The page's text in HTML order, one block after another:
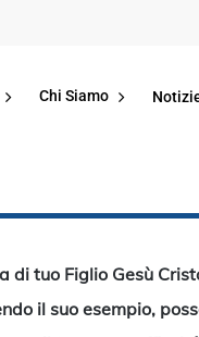
Chi Siamo
tuo Figlio Gesù
il suo esempio,